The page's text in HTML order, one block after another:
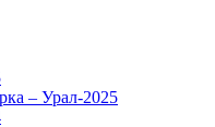
– Урал-2025